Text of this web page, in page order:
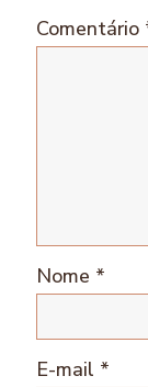
Comentário
Nome *
E-mail *